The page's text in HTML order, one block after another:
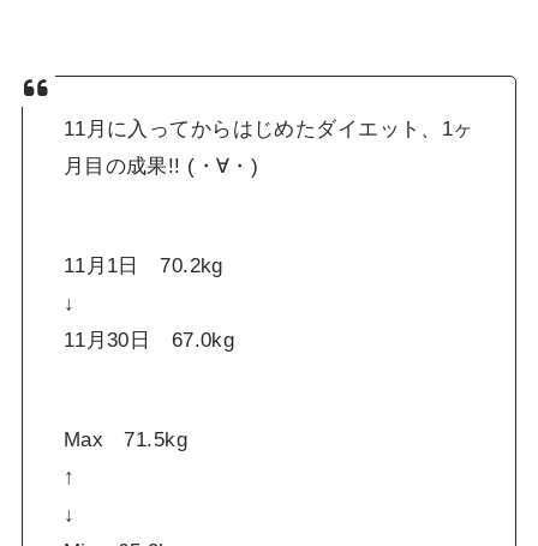
11月に入ってからはじめたダイエット、1ヶ
月目の成果!! (・∀・)
11月1日 70.2kg
↓
11月30日 67.0kg
Max 71.5kg
↑
↓